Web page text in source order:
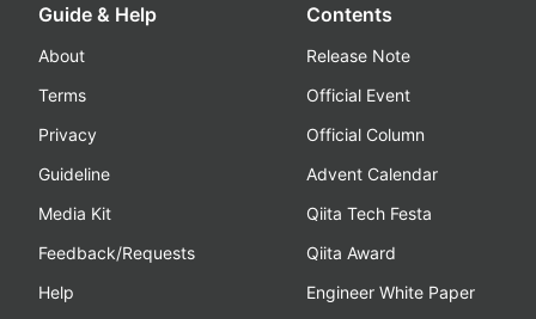
Guide & Help
About
Terms
Privacy
Guideline
Media Kit
Feedback/Requests
Help
Contents
Release Note
Official Event
Official Column
Advent Calendar
Qiita Tech Festa
Qiita Award
Engineer White Paper